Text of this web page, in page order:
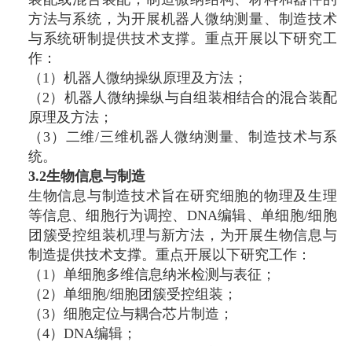
方法与系统，为开展机器人微纳测量、制造技术
与系统研制提供技术支撑。重点开展以下研究工
作：
（1）机器人微纳操纵原理及方法；
（2）机器人微纳操纵与自组装相结合的混合装配
原理及方法；
（3）二维/三维机器人微纳测量、制造技术与系
统。
3.2生物信息与制造
生物信息与制造技术旨在研究细胞的物理及生理
等信息、细胞行为调控、DNA编辑、单细胞/细胞
团簇受控组装机理与新方法，为开展生物信息与
制造提供技术支撑。重点开展以下研究工作：
（1）单细胞多维信息纳米检测与表征；
（2）单细胞/细胞团簇受控组装；
（3）细胞定位与耦合芯片制造；
（4）DNA编辑；